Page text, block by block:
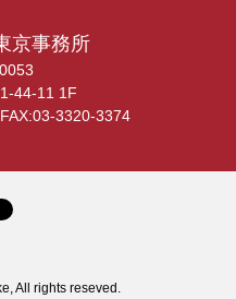
京事務所
44-11 1F
3320-3374
All rights reseved.